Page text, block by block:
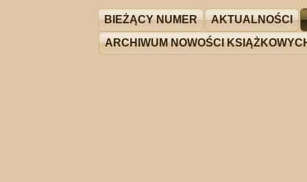
BIEŻĄCY NUMER AKTUALNOŚCI
ARCHIWUM NOWOŚCI